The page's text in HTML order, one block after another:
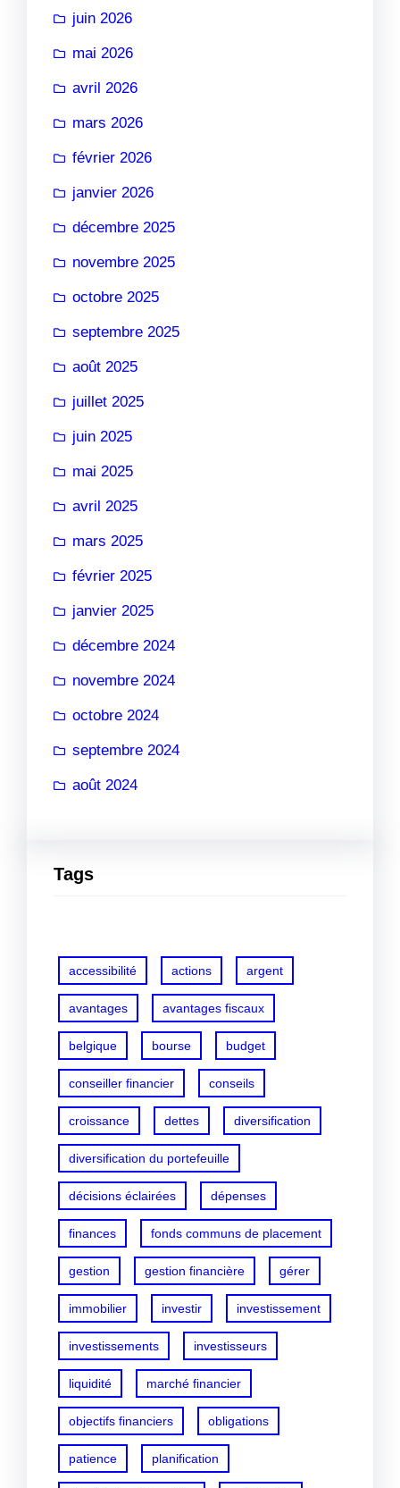
juin 2026
mai 2026
avril 2026
mars 2026
février 2026
janvier 2026
décembre 2025
novembre 2025
octobre 2025
septembre 2025
août 2025
juillet 2025
juin 2025
mai 2025
avril 2025
mars 2025
février 2025
janvier 2025
décembre 2024
novembre 2024
octobre 2024
septembre 2024
août 2024
Tags
accessibilité actions argent
avantages avantages fiscaux
belgique bourse budget
conseiller financier conseils
croissance dettes diversification
diversification du portefeuille
décisions éclairées dépenses
finances fonds communs de placement
gestion gestion financière gérer
immobilier investir investissement
investissements investisseurs
liquidité marché financier
objectifs financiers obligations
patience planification